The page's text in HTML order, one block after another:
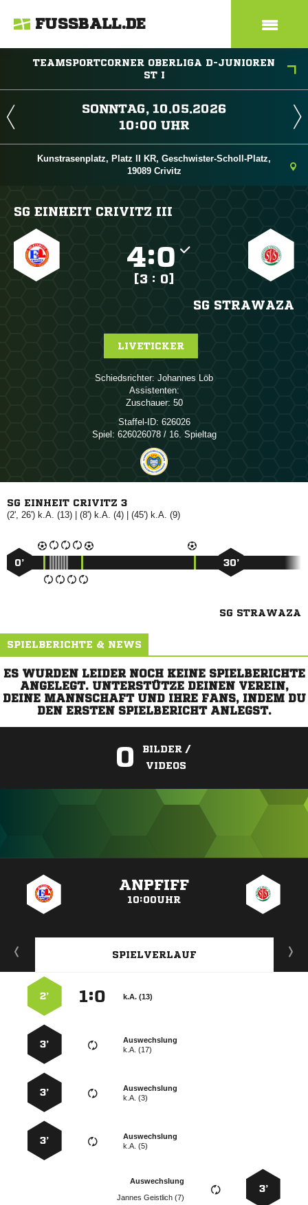
FUSSBALL.DE
TEAMSPORTCORNER OBERLIGA D-JUNIOREN
ST I
 
 
Kunstrasenplatz, Platz II KR, Geschwister-Scholl-Platz,
19089 Crivitz
SG EINHEIT CRIVITZ III
:
[3 : 0]
SG STRAWAZA
LIVETICKER
Schiedsrichter:  
Assistenten:
Zuschauer: 50
Staffel-ID: 626026
Spiel: 626026078 / 16. Spieltag
SG EINHEIT CRIVITZ 3
(2', 26') k.A. (13) | (8') k.A. (4) | (45') k.A. (9)
0’ 30’
SG STRAWAZA
SPIELBERICHTE & NEWS
ES WURDEN LEIDER NOCH KEINE SPIELBERICHTE
ANGELEGT. UNTERSTÜTZE DEINEN VEREIN,
DEINE MANNSCHAFT UND IHRE FANS, INDEM DU
DEN ERSTEN SPIELBERICHT ANLEGST.
0
BILDER /
VIDEOS
ANPFIFF
10:00UHR
SPIELVERLAUF
k.A. (13)
:
2’
Auswechslung
k.A. (17)
3’
Auswechslung
k.A. (3)
3’
Auswechslung
k.A. (5)
3’
3’
Auswechslung
  